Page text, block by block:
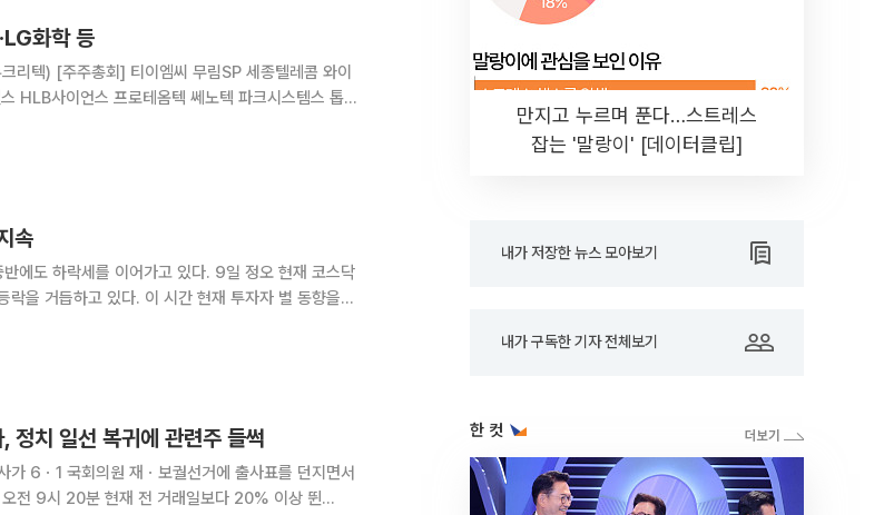
화학 등
텔레콤 와이
HLB사이언스 프로테옴텍 쎄노텍 파크시스템스 톱텍
시스템 컴퍼니케이 골드퍼시픽
속
이어가고 있다. 9일 정오 현재 코스닥
간 현재 투자자 별 동향을
정치 일선 복귀에 관련주 들썩
가 6ㆍ1 국회의원 재ㆍ보궐선거에 출사표를 던지면서
만지고 누르며 푼다…스트레스
잡는 '말랑이' [데이터클립]
내가 저장한 뉴스 모아보기
내가 구독한 기자 전체보기
한 컷